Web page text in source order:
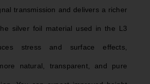
transmission and delivers a richer
silver foil material used in the L3
stress and surface effects,
natural, transparent, and pure